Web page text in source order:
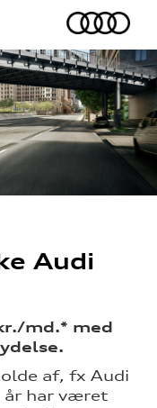
Audi
Audi
md.* med
af, fx Audi
år har været